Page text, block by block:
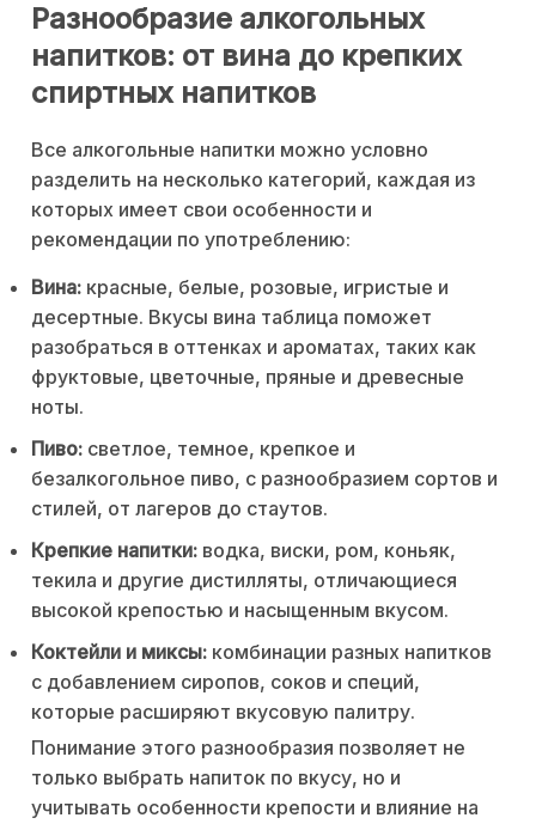
Разнообразие алкогольных
напитков: от вина до крепких
спиртных напитков
Все алкогольные напитки можно условно
разделить на несколько категорий, каждая из
которых имеет свои особенности и
рекомендации по употреблению:
Вина: красные, белые, розовые, игристые и
десертные. Вкусы вина таблица поможет
разобраться в оттенках и ароматах, таких как
фруктовые, цветочные, пряные и древесные
ноты.
Пиво: светлое, темное, крепкое и
безалкогольное пиво, с разнообразием сортов и
стилей, от лагеров до стаутов.
Крепкие напитки: водка, виски, ром, коньяк,
текила и другие дистилляты, отличающиеся
высокой крепостью и насыщенным вкусом.
Коктейли и миксы: комбинации разных напитков
с добавлением сиропов, соков и специй,
которые расширяют вкусовую палитру.
Понимание этого разнообразия позволяет не
только выбрать напиток по вкусу, но и
учитывать особенности крепости и влияние на